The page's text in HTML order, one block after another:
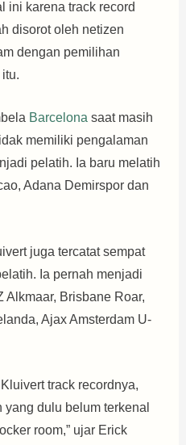
ini karena track record
disorot oleh netizen
dengan pemilihan
Barcelona saat masih
memiliki pengalaman
pelatih. Ia baru melatih
Adana Demirspor dan
juga tercatat sempat
Ia pernah menjadi
Alkmaar, Brisbane Roar,
Ajax Amsterdam U-
track recordnya,
dulu belum terkenal
room,” ujar Erick